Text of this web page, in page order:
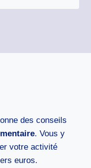
des conseils
. Vous y
votre activité
euros.